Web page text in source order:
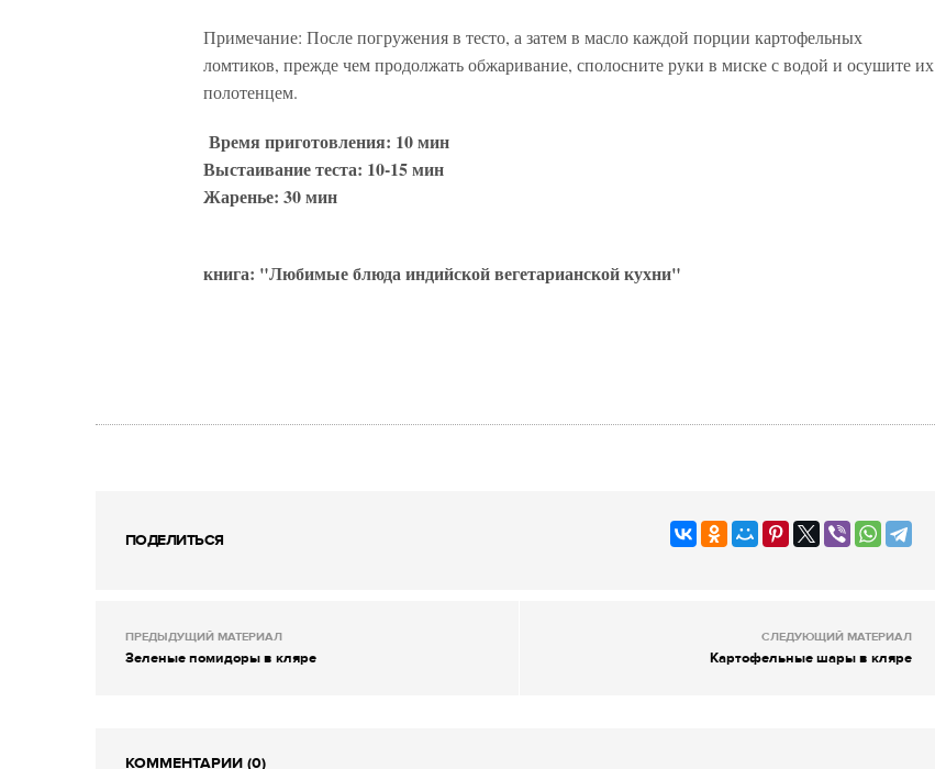
Примечание: После погружения в тесто, а затем в масло каждой порции картофельных
ломтиков, прежде чем продолжать обжаривание, сполосните руки в миске с водой и осушите их
полотенцем.
Время приготовления: 10 мин
Выстаивание теста: 10-15 мин
Жаренье: 30 мин
книга: "Любимые блюда индийской вегетарианской кухни"
ПОДЕЛИТЬСЯ
ПРЕДЫДУЩИЙ МАТЕРИАЛ
Зеленые помидоры в кляре
СЛЕДУЮЩИЙ МАТЕРИАЛ
Картофельные шары в кляре
КОММЕНТАРИИ (0)